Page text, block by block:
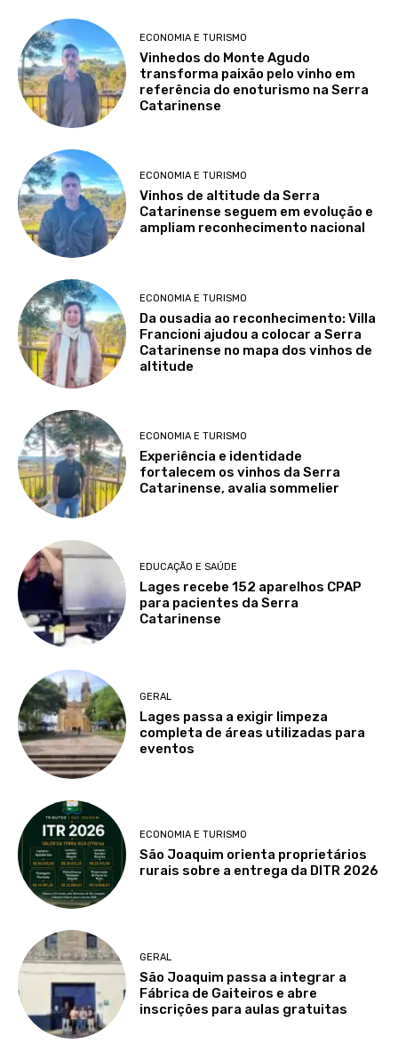
ECONOMIA E TURISMO
Vinhedos do Monte Agudo
transforma paixão pelo vinho em
referência do enoturismo na Serra
Catarinense
ECONOMIA E TURISMO
Vinhos de altitude da Serra
Catarinense seguem em evolução e
ampliam reconhecimento nacional
ECONOMIA E TURISMO
Da ousadia ao reconhecimento: Villa
Francioni ajudou a colocar a Serra
Catarinense no mapa dos vinhos de
altitude
ECONOMIA E TURISMO
Experiência e identidade
fortalecem os vinhos da Serra
Catarinense, avalia sommelier
EDUCAÇÃO E SAÚDE
Lages recebe 152 aparelhos CPAP
para pacientes da Serra
Catarinense
GERAL
Lages passa a exigir limpeza
completa de áreas utilizadas para
eventos
ECONOMIA E TURISMO
São Joaquim orienta proprietários
rurais sobre a entrega da DITR 2026
GERAL
São Joaquim passa a integrar a
Fábrica de Gaiteiros e abre
inscrições para aulas gratuitas